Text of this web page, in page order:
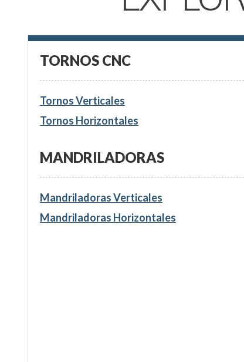
TORNOS CNC
Tornos Verticales
Tornos Horizontales
MANDRILADORAS
Mandriladoras Verticales
Mandriladoras Horizontales